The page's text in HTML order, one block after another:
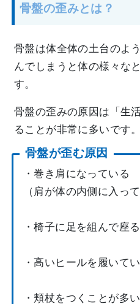
骨盤の歪みとは？
骨盤は体全体の土台のよ
んでしまうと体の様々な
す。
骨盤の歪みの原因は「生
ることが非常に多いです。
骨盤が歪む原因
・巻き肩になっている
（肩が体の内側に入っ
・椅子に足を組んで座る
・高いヒールを履いて
・頬杖をつくことが多い